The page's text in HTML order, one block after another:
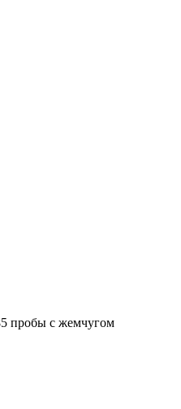
пробы с жемчугом